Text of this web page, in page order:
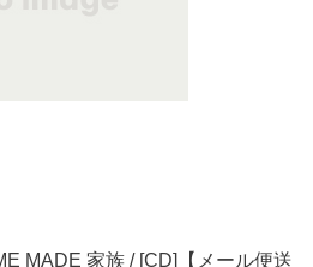
MADE 家族 / [CD]【メール便送